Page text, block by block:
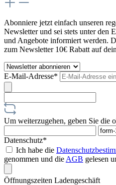
Abonniere jetzt einfach unseren
Newsletter und sei stets unter den
und Angebote informiert werden.
zum Newsletter 10€ Rabatt auf
E-Mail-Adresse*
Um weiterzugehen, geben Sie die
Datenschutz*
Ich habe die
genommen und die AGB gelesen
Öffnungszeiten Ladengeschäft